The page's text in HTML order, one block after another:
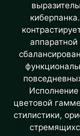
цветовой
стилистики,